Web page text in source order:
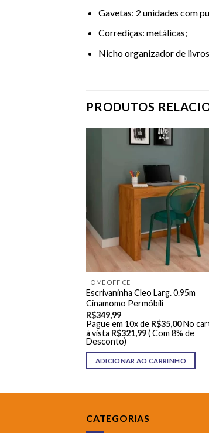
Gavetas: 2 unidades com
Corrediças: metálicas;
Nicho organizador de
PRODUTOS
HOME OFFICE
Escrivaninha Cleo Larg. 0.95m
Cinamomo Permóbili
R$349,99
Pague em 10x de R$35,00No
à vista R$321,99( Com 8% de
Desconto)
ADICIONAR AO CARRINHO
CATEGORIAS